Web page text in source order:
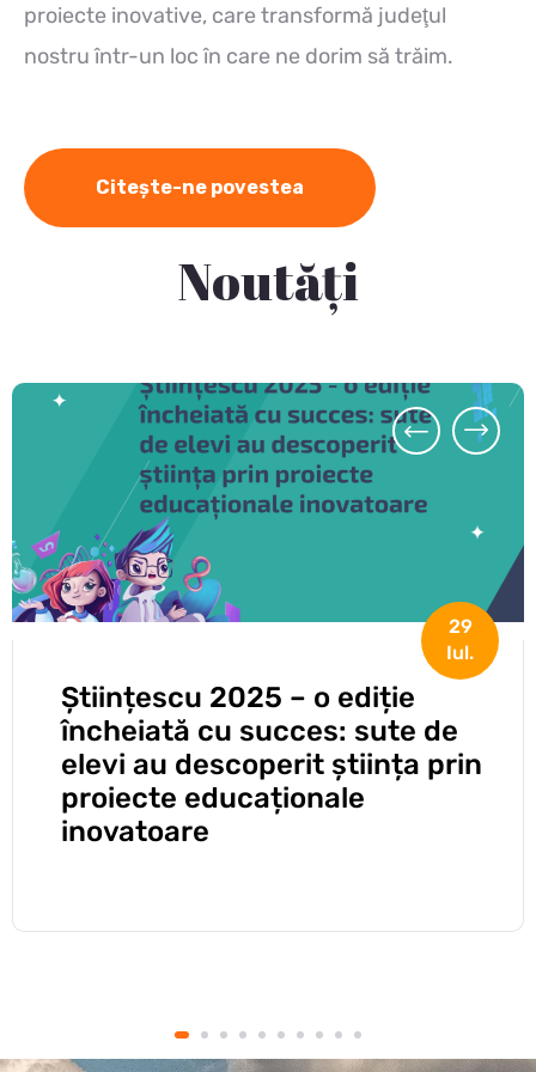
proiecte inovative, care transformă judeţul
nostru într-un loc în care ne dorim să trăim.
Citește-ne povestea
Noutăți
28
Iul.
O ediție încheiată cu succes:
sute de elevi au descoperit
știința prin proiecte
educaționale inovatoare